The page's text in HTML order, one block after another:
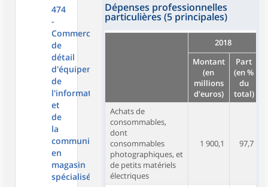
474
-
Commerce
de
détail
d'équipements
de
l'information
et
de
la
communication
en
magasin
spécialisé
Dépenses professionnelles
particulières (5 principales)
2018
Montant
(en
millions
d'euros)
Part
(en %
du
total)
Achats de
consommables,
dont
consommables
photographiques, et
de petits matériels
électriques
1 900,1 97,7